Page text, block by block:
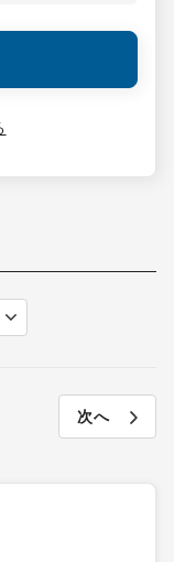
）
次へ